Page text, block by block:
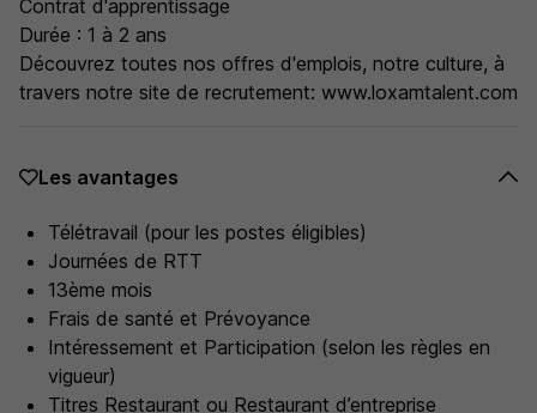
Contrat d'apprentissage
Durée : 1 à 2 ans
Découvrez toutes nos offres d'emplois, notre culture, à
travers notre site de recrutement: www.loxamtalent.com
Les avantages
Télétravail (pour les postes éligibles)
Journées de RTT
13ème mois
Frais de santé et Prévoyance
Intéressement et Participation (selon les règles en
vigueur)
Titres Restaurant ou Restaurant d’entreprise